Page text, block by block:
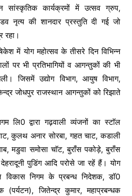
सांस्कृतिक कार्यक्रमों में उत्सव ग्रुप,
नृत्य की शानदार प्रस्तुति दी गई जो
रहा।
में योग महोत्सव के तीसरे दिन विभिन्न
पर भी प्रतिभागियों व आगन्तुकों की भी
जिसमें उद्योग विभाग, आयुष विभाग,
जोधपुर राजस्थान आगन्तुकों को रिझाते
लि0 द्वारा गढ़वाली व्यंजनों का स्टाॅल
कुलथ अनार सोरबा, गहत चाट, कडाली
मडुवा समोसा चाॅट, बुराँस पकोड़े, बुराँस
पुडिंग आदि परोसे जा रहें हैं। योग
विकास निगम के प्रबन्ध निदेशक, डाॅ0
(पर्यटन), जितेन्द्र कुमार, महाप्रबन्धक